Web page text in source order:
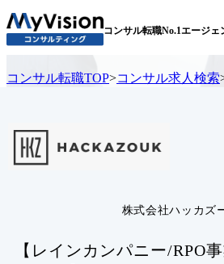
コンサル転職No.1エージェ
コンサル転職TOP>コンサル求人検索
株式会社ハッカズ
【レインカンパニー/RPO